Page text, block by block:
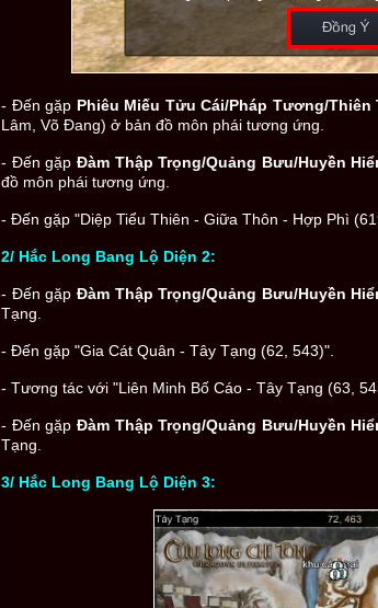
- Đến gặp Phiêu Miếu Tửu Cái/Pháp Tương/Thiên
Lâm, Võ Đang) ở bản đồ môn phái tương ứng.
- Đến gặpĐàm Thập Trọng/Quảng Bưu/Huyền
đồ môn phái tương ứng.
- Đến gặp "Diệp Tiểu Thiên - Giữa Thôn - Hợp Phì
2/ Hắc Long Bang Lộ Diện 2:
- Đến gặpĐàm Thập Trọng/Quảng Bưu/Huyền
Tạng.
- Đến gặp "Gia Cát Quân - Tây Tạng (62, 543)".
- Tương tác với "Liên Minh Bố Cáo - Tây Tạng (63,
- Đến gặpĐàm Thập Trọng/Quảng Bưu/Huyền
Tạng.
3/ Hắc Long Bang Lộ Diện 3: